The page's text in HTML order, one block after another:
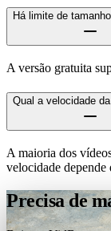
Há limite de
A versão gratuita
Qual a velocidade
A maioria dos
velocidade
Precisa de